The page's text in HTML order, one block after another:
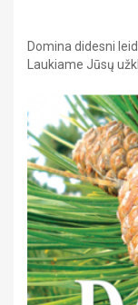
Grožinė
Domina didesni
Laukiame Jūsų